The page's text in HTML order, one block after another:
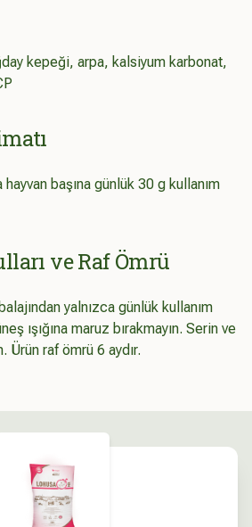
kepeği, arpa, kalsiyum karbonat,
başına günlük 30 g kullanım
ve Raf Ömrü
yalnızca günlük kullanım
ışığına maruz bırakmayın. Serin ve
Ürün raf ömrü 6 aydır.